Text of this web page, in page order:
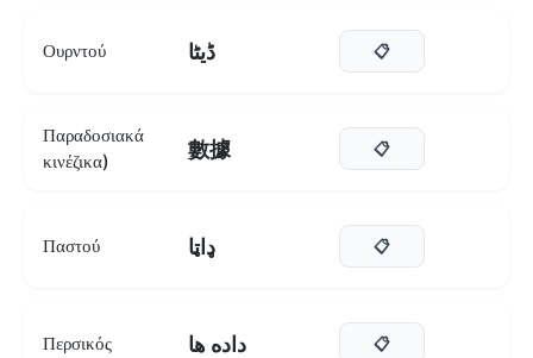
Ουρντού ڈیٹا 📋
Παραδοσιακά
κινέζικα)
數據 📋
Παστού ډاټا 📋
Περσικός داده ها 📋